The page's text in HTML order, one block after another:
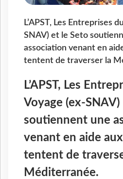
L’APST, Les Entreprises
SNAV) et le Seto
association venant en
tentent de traverser la
L’APST, Les
Voyage (ex-
soutiennent une
venant en aide
tentent de
Méditerranée.